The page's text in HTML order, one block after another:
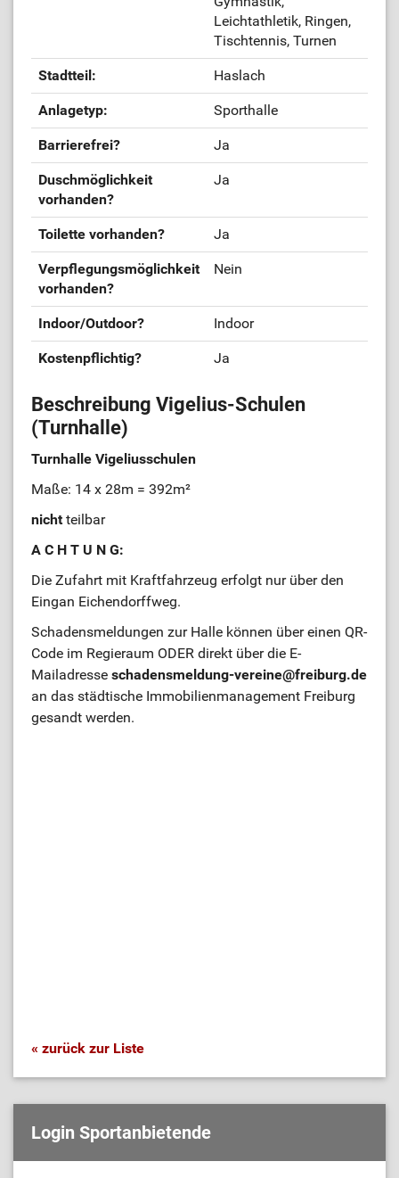
Leichtathletik, Ringen,
Tischtennis, Turnen
Stadtteil: Haslach
Anlagetyp: Sporthalle
Barrierefrei? Ja
Duschmöglichkeit
vorhanden?
Ja
Toilette vorhanden? Ja
Verpflegungsmöglichkeit
vorhanden?
Nein
Indoor/Outdoor? Indoor
Kostenpflichtig? Ja
Beschreibung Vigelius-Schulen
(Turnhalle)
Turnhalle Vigeliusschulen
Maße: 14 x 28m = 392m²
nicht teilbar
A C H T U N G:
Die Zufahrt mit Kraftfahrzeug erfolgt nur über den
Eingan Eichendorffweg.
Schadensmeldungen zur Halle können über einen QR-
Code im Regieraum ODER direkt über die E-
Mailadresse schadensmeldung-vereine@freiburg.de
an das städtische Immobilienmanagement Freiburg
gesandt werden.
« zurück zur Liste
Login Sportanbietende